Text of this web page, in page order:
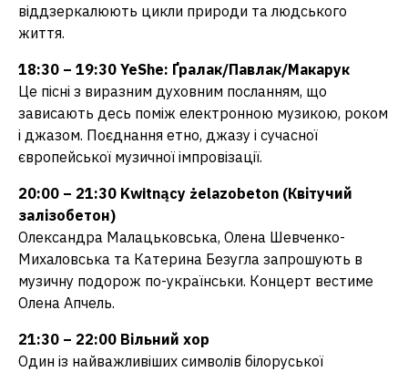
віддзеркалюють цикли природи та людського
життя.
18:30 – 19:30 YeShe: Ґралак/Павлак/Макарук
Це пісні з виразним духовним посланням, що
зависають десь поміж електронною музикою, роком
і джазом. Поєднання етно, джазу і сучасної
європейської музичної імпровізації.
20:00 – 21:30 Kwitnący żelazobeton (Квітучий
залізобетон)
Олександра Малацьковська, Олена Шевченко-
Михаловська та Катерина Безугла запрошують в
музичну подорож по-українськи. Концерт вестиме
Олена Апчель.
21:30 – 22:00 Вільний хор
Один із найважливіших символів білоруської